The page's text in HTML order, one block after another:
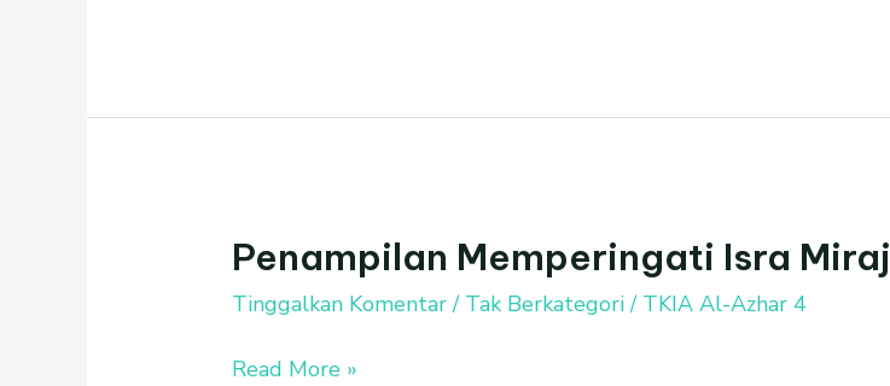
Penampilan Memperingati Isra Miraj
Tinggalkan Komentar / Tak Berkategori/ TKIA Al-Azhar 4
Penampilan
Memperingati
Isra
Read More »